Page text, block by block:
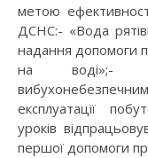
метою
ДСНС:- «Вода
надання допомоги
на воді»;-
експлуатації
уроків
першої допомоги